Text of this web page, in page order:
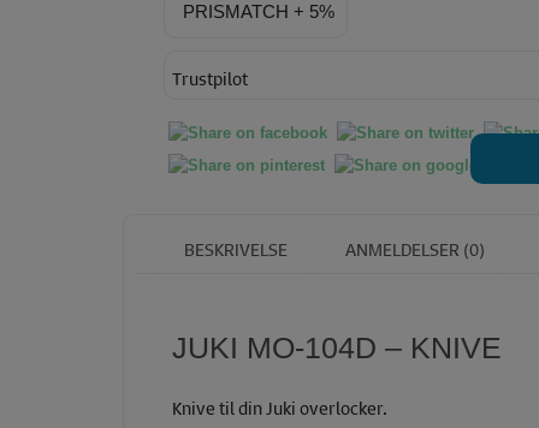
PRISMATCH + 5%
Trustpilot
BESKRIVELSE ANMELDELSER (0)
JUKI MO-104D – KNIVE
Knive til din Juki overlocker.